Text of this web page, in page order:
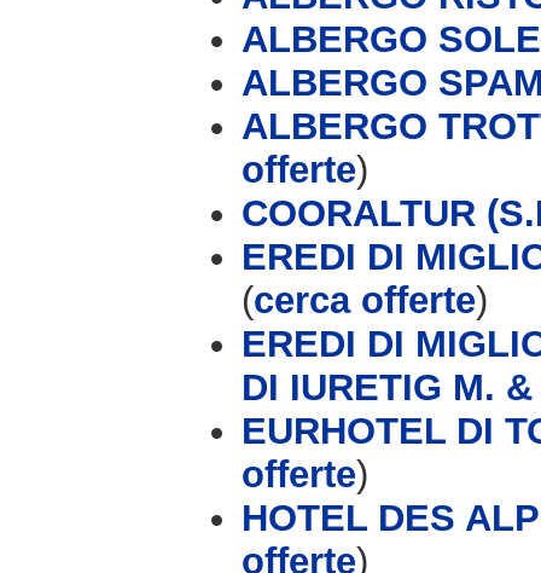
ALBERGO SOLE
ALBERGO
ALBERGO
offerte)
COORALTUR
EREDI DI
(cerca offerte)
EREDI DI
DI IURETIG M. &
EURHOTEL DI
offerte)
HOTEL DES
offerte)